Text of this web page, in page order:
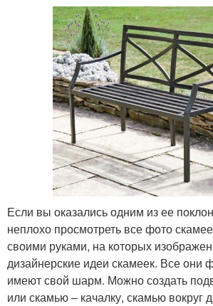
Если вы оказались одним из ее
неплохо просмотреть все фото
своими руками, на которых
дизайнерские идеи скамеек. Все они
имеют свой шарм. Можно создать
или скамью – качалку, скамью вокруг